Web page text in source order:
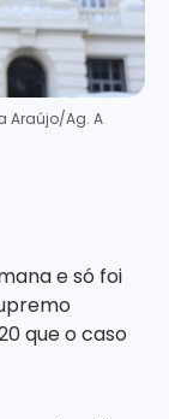
Araújo/Ag. A
e só foi
que o caso